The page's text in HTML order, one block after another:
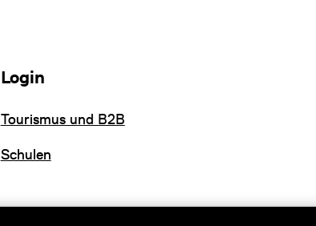
Login
Tourismus und B2B
Schulen